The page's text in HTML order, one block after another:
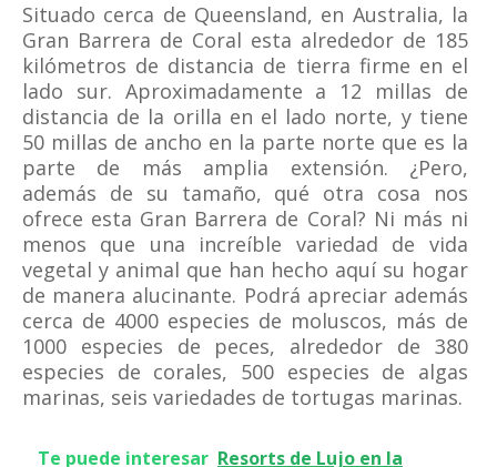
Situado cerca de Queensland, en Australia, la
Gran Barrera de Coral esta alrededor de 185
kilómetros de distancia de tierra firme en el
lado sur. Aproximadamente a 12 millas de
distancia de la orilla en el lado norte, y tiene
50 millas de ancho en la parte norte que es la
parte de más amplia extensión. ¿Pero,
además de su tamaño, qué otra cosa nos
ofrece esta Gran Barrera de Coral? Ni más ni
menos que una increíble variedad de vida
vegetal y animal que han hecho aquí su hogar
de manera alucinante. Podrá apreciar además
cerca de 4000 especies de moluscos, más de
1000 especies de peces, alrededor de 380
especies de corales, 500 especies de algas
marinas, seis variedades de tortugas marinas.
Te puede interesar Resorts de Lujo en la